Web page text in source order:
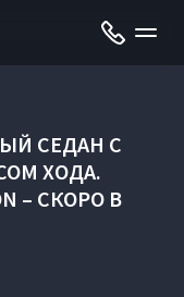
СЕДАН С
ХОДА.
– СКОРО В